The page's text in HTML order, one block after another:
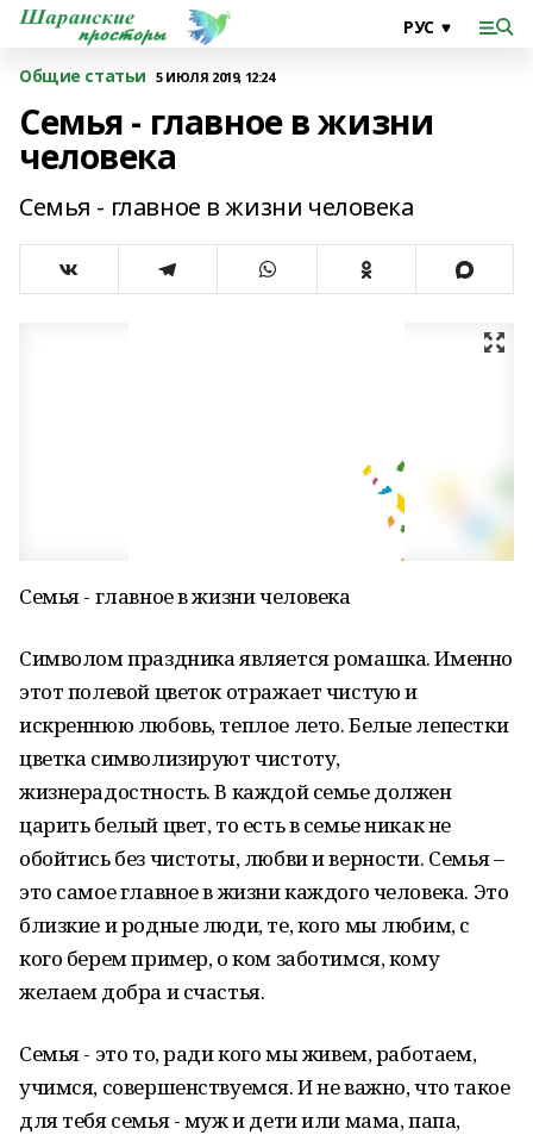
Общие статьи 5 ИЮЛЯ 2019, 12:24
Семья - главное в жизни
человека
Семья - главное в жизни человека
Семья - главное в жизни человека
Символом праздника является ромашка. Именно
этот полевой цветок отражает чистую и
искреннюю любовь, теплое лето. Белые лепестки
цветка символизируют чистоту,
жизнерадостность. В каждой семье должен
царить белый цвет, то есть в семье никак не
обойтись без чистоты, любви и верности. Семья –
это самое главное в жизни каждого человека. Это
близкие и родные люди, те, кого мы любим, с
кого берем пример, о ком заботимся, кому
желаем добра и счастья.
Семья - это то, ради кого мы живем, работаем,
учимся, совершенствуемся. И не важно, что такое
для тебя семья - муж и дети или мама, папа,